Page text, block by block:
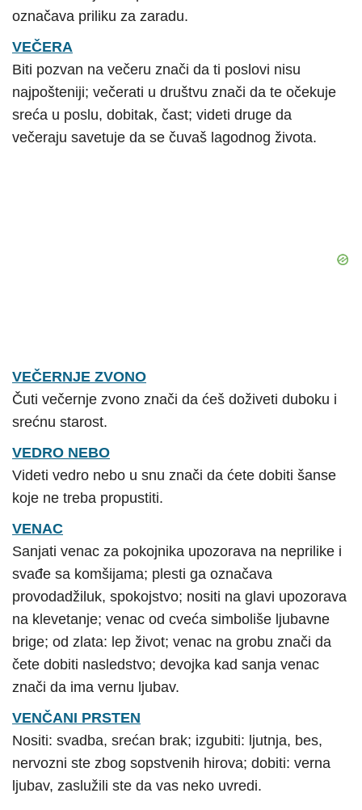
označava priliku za zaradu.
VEČERA
Biti pozvan na večeru znači da ti poslovi nisu
najpošteniji; večerati u društvu znači da te očekuje
sreća u poslu, dobitak, čast; videti druge da
večeraju savetuje da se čuvaš lagodnog života.
VEČERNJE ZVONO
Čuti večernje zvono znači da ćeš doživeti duboku i
srećnu starost.
VEDRO NEBO
Videti vedro nebo u snu znači da ćete dobiti šanse
koje ne treba propustiti.
VENAC
Sanjati venac za pokojnika upozorava na neprilike i
svađe sa komšijama; plesti ga označava
provodadžiluk, spokojstvo; nositi na glavi upozorava
na klevetanje; venac od cveća simboliše ljubavne
brige; od zlata: lep život; venac na grobu znači da
čete dobiti nasledstvo; devojka kad sanja venac
znači da ima vernu ljubav.
VENČANI PRSTEN
Nositi: svadba, srećan brak; izgubiti: ljutnja, bes,
nervozni ste zbog sopstvenih hirova; dobiti: verna
ljubav, zaslužili ste da vas neko uvredi.